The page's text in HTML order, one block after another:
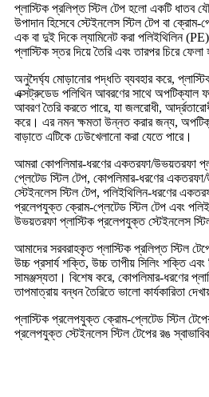
প্লাস্টিক প্রলিপ্ত স্টিল টেপ হলো একটি ধাতব
উপাদান হিসেবে স্টেইনলেস স্টিল টেপ বা
এক বা দুই দিকে ল্যামিনেট করা পলিইথিলিন
প্লাস্টিক স্তর দিয়ে তৈরি এবং তারপর চিরে ফেলা
অনুদৈর্ঘ্য মোড়ানোর পদ্ধতি ব্যবহার করে,
এক্সট্রুডেড পলিথিন আবরণের সাথে অপটিক্যাল
আবরণ তৈরি করতে পারে, যা জলরোধী,
করে। এর নমন ক্ষমতা উন্নত করার জন্য,
বাড়াতে এটিকে ঢেউখেলানো করা যেতে পারে।
আমরা কোপলিমার-ধরণের একতরফা/উভয়তরফা
প্লেটেড স্টিল টেপ, কোপলিমার-ধরণের
স্টেইনলেস স্টিল টেপ, পলিইথিলিন-ধরণের
প্রলেপযুক্ত ক্রোম-প্লেটেড স্টিল টেপ এবং
উভয়তরফা প্লাস্টিক প্রলেপযুক্ত স্টেইনলেস
আমাদের সরবরাহকৃত প্লাস্টিক প্রলিপ্ত স্টিল
উচ্চ প্রসার্য শক্তি, উচ্চ তাপীয় সিলিং শক্তি
সামঞ্জস্যতা। বিশেষ করে, কোপলিমার-ধরণের
তাপমাত্রায় বন্ধন তৈরিতে ভালো কার্যকারিতা
প্লাস্টিক প্রলেপযুক্ত ক্রোম-প্লেটেড স্টিল
প্রলেপযুক্ত স্টেইনলেস স্টিল টেপের রঙ